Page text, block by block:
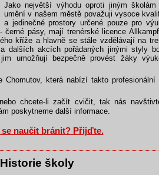
Jako největší výhodu oproti jiným
umění v našem městě považuji vysoce
a jedinečné prostory určené pouze pro
pásy, mají trenérské licence
kříže a hlavně se stále vzdělávají na
dalších akcích pořádaných jinými styly
umožňují bezpečně provést žáky
která nabízí takto
chcete-li začít cvičit, tak nás
poskytneme další informace.
se naučit bránit? Přijďte.
Historie školy